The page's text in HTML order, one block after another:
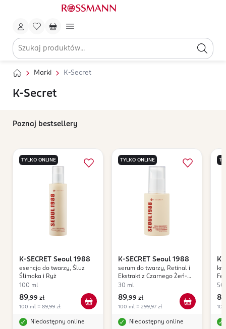
Marki K-Secret
K-Secret
Poznaj bestsellery
TYLKO ONLINE
K-SECRET Seoul 1988
esencja do twarzy, Śluz
Ślimaka i Ryż
100 ml
89,99 zł
100 ml = 89,99 zł
Niedostępny online
TYLKO ONLINE
K-SECRET Seoul 1988
serum do twarzy, Retinal i
Ekstrakt z Czarnego Żeń-
Szenia
30 ml
89,99 zł
100 ml = 299,97 zł
Niedostępny online
K-
50
84